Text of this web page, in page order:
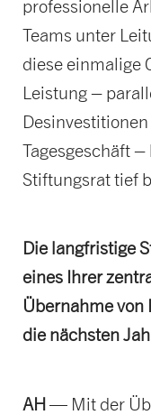
professionelle
Teams unter
diese einmalige
Leistung –
Tagesgeschäft
Stiftungsrat tief
Die langfristige
eines Ihrer
Übernahme von
die nächsten
AH— Mit der